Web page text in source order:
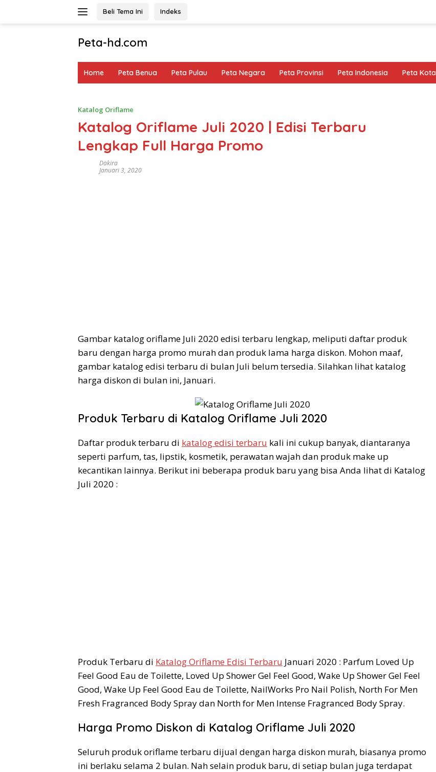
Beli Tema Ini Indeks
Peta-hd.com
Gambar
Home Peta Benua Peta Pulau Peta Negara Peta Provinsi Peta Indonesia Peta Kota
Katalog Oriflame
Katalog Oriflame Juli 2020 | Edisi Terbaru
Lengkap Full Harga Promo
Dakira
Januari 3, 2020
Gambar katalog oriflame Juli 2020 edisi terbaru lengkap, meliputi daftar produk
baru dengan harga promo murah dan produk lama harga diskon. Mohon maaf,
gambar katalog edisi terbaru di bulan Juli belum tersedia. Silahkan lihat katalog
harga diskon di bulan ini, Januari.
Produk Terbaru di Katalog Oriflame Juli 2020
Daftar produk terbaru di katalog edisi terbaru kali ini cukup banyak, diantaranya
seperti parfum, tas, lipstik, kosmetik, perawatan wajah dan produk make up
kecantikan lainnya. Berikut ini beberapa produk baru yang bisa Anda lihat di Katalog
Juli 2020 :
Produk Terbaru di Katalog Oriflame Edisi Terbaru Januari 2020 : Parfum Loved Up
Feel Good Eau de Toilette, Loved Up Shower Gel Feel Good, Wake Up Shower Gel Feel
Good, Wake Up Feel Good Eau de Toilette, NailWorks Pro Nail Polish, North For Men
Fresh Fragranced Body Spray dan North for Men Intense Fragranced Body Spray.
Harga Promo Diskon di Katalog Oriflame Juli 2020
Seluruh produk oriflame terbaru dijual dengan harga diskon murah, biasanya promo
ini berlaku selama 2 bulan. Nah selain produk baru, di setiap bulan juga terdapat